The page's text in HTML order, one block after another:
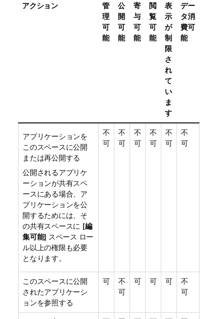
アクション
管
理
可
能
公
開
可
能
寄
与
可
能
閲
覧
可
能
表
示
が
制
限
さ
れ
て
い
ま
す
デー
タ消
費可
能
アプリケーションを
このスペースに公開
または再公開する
公開されるアプリケ
ーションが共有スペ
ースにある場合、ア
プリケーションを公
開するためには、そ
の共有スペースに [編
集可能] スペース ロー
ル以上の権限も必要
となります。
不
可
不
可
不
可
不
可
不
可
不
可
このスペースに公開
されたアプリケーシ
ョンを参照する
可
不
可
可 可 可
不
可